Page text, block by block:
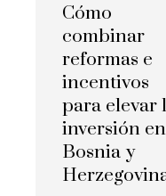
Cómo
combinar
reformas e
incentivos
para elevar
inversión en
Bosnia y